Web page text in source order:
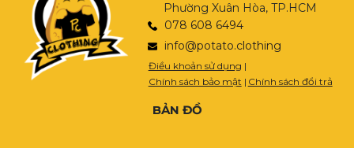
Phường Xuân Hòa, TP.HCM
078 608 6494
info@potato.clothing
Điều khoản sử dụng |
Chính sách bảo mật | Chính sách đổi trả
BẢN ĐỒ